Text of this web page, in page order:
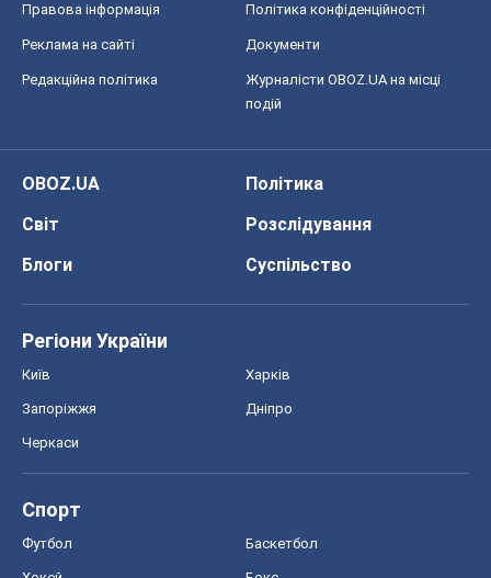
Правова інформація Політика конфіденційності
Реклама на сайті Документи
Редакційна політика
Журналісти OBOZ.UA на місці
подій
OBOZ.UA
Політика
Світ
Розслідування
Блоги
Суспільство
Регіони України
Київ Харків
Запоріжжя Дніпро
Черкаси
Спорт
Футбол Баскетбол